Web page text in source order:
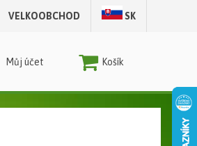
VELKOOBCHOD SK
Nákupní Košík
Můj účet